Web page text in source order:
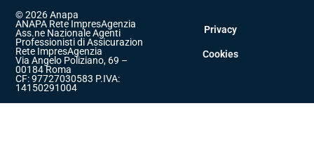
© 2026 Anapa
ANAPA Rete ImpresAgenzia
Ass.ne Nazionale Agenti
Professionisti di Assicurazione
Rete ImpresAgenzia
Via Angelo Poliziano, 69 –
00184 Roma
CF: 97727030583 P.IVA:
14150291004
Privacy
Cookies